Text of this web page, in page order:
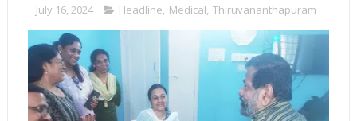
July 16, 2024 Headline, Medical, Thiruvananthapuram